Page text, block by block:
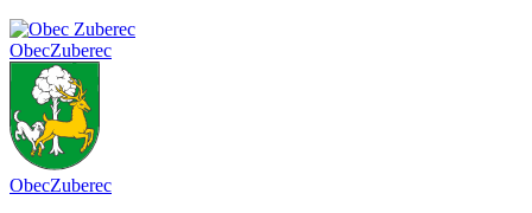
ObecZuberec
ObecZuberec